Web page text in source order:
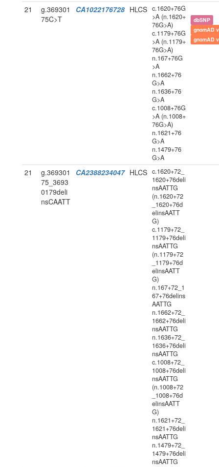
21
g.369301
75C>T
CA1022176728 HLCS c.1620+76G
>A (n.1620+
76G>A)
c.1179+76G
>A (n.1179+
76G>A)
n.167+76G
>A
n.1662+76
G>A
n.1636+76
G>A
c.1008+76G
>A (n.1008+
76G>A)
n.1621+76
G>A
n.1479+76
G>A
dbSNP
gnomAD
gnomAD
21
g.369301
75_3693
0179deli
nsCAATT
CA2388234047 HLCS c.1620+72_
1620+76deli
nsAATTG
(n.1620+72
_1620+76d
elinsAATT
G)
c.1179+72_
1179+76deli
nsAATTG
(n.1179+72
_1179+76d
elinsAATT
G)
n.167+72_1
67+76delins
AATTG
n.1662+72_
1662+76deli
nsAATTG
n.1636+72_
1636+76deli
nsAATTG
c.1008+72_
1008+76deli
nsAATTG
(n.1008+72
_1008+76d
elinsAATT
G)
n.1621+72_
1621+76deli
nsAATTG
n.1479+72_
1479+76deli
nsAATTG